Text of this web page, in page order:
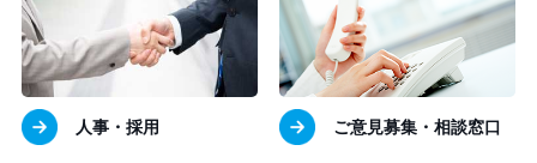
人事・採用 ご意見募集・相談窓口